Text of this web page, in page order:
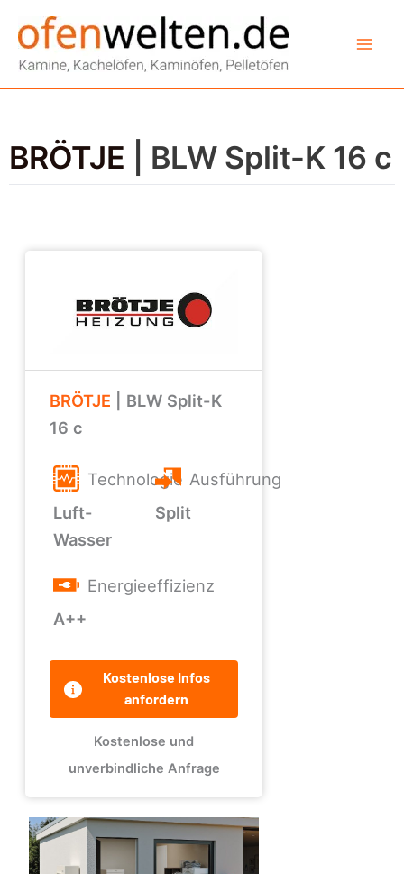
Inhalt
springen
BRÖTJE | BLW Split-K 16 c
BRÖTJE | BLW Split-K
16 c
Technologie
Luft-
Wasser
Ausführung
Split
Energieeffizienz
A++
Kostenlose Infos
anfordern
Kostenlose und
unverbindliche Anfrage